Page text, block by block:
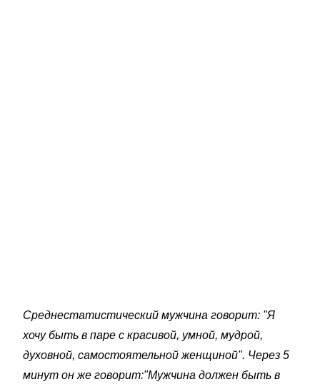
Среднестатистический мужчина говорит: "Я
хочу быть в паре с красивой, умной, мудрой,
духовной, самостоятельной женщиной". Через 5
минут он же говорит:"Мужчина должен быть в